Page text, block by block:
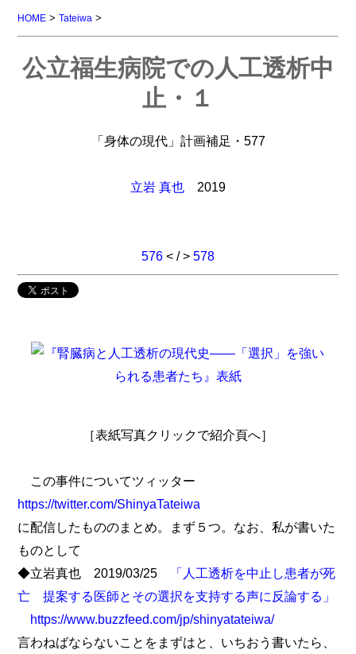
HOME >Tateiwa >
公立福生病院での人工透析中
止・１
「身体の現代」計画補足・577
立岩 真也 2019
576 < / > 578
［表紙写真クリックで紹介頁へ］
この事件についてツィッター
https://twitter.com/ShinyaTateiwa
に配信したもののまとめ。まず５つ。なお、私が書いた
ものとして
◆立岩真也 2019/03/25
「人工透析を中止し患者が死
亡 提案する医師とその選択を支持する声に反論する」
https://www.buzzfeed.com/jp/shinyatateiwa/
言わねばならないことをまずはと、いちおう書いたら、